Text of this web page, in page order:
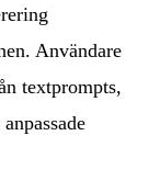
Användare
textprompts,